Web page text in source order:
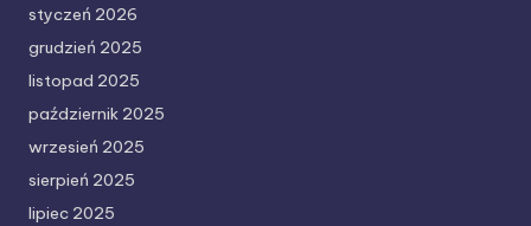
styczeń 2026
grudzień 2025
listopad 2025
październik 2025
wrzesień 2025
sierpień 2025
lipiec 2025